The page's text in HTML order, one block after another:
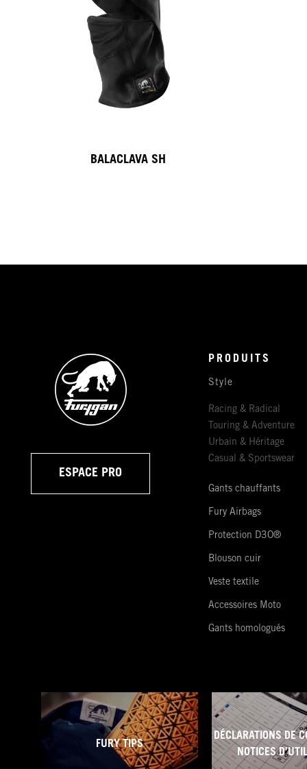
BALACLAVA SH
ESPACE PRO
PRODUITS
Style
Racing & Radical
Touring & Adventure
Urbain & Héritage
Casual & Sportswear
Gants chauffants
Fury Airbags
Protection D3O®
Blouson cuir
Veste textile
Accessoires Moto
Gants homologués
FURY TIPS
DÉCLARATIONS DE
NOTICES